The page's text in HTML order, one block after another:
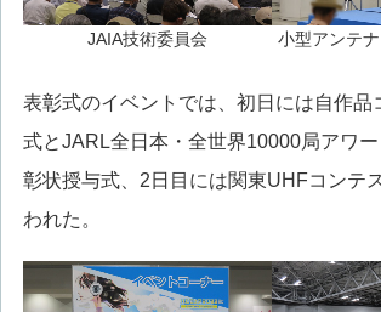
JAIA技術委員会 小型アンテ
表彰式のイベントでは、初日には自作品
式とJARL全日本・全世界10000局アワ
彰状授与式、2日目には関東UHFコンテ
われた。